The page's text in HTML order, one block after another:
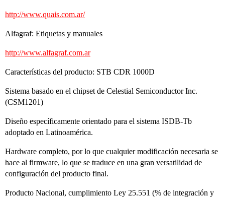
http://www.quais.com.ar/
Alfagraf: Etiquetas y manuales
http://www.alfagraf.com.ar
Características del producto: STB CDR 1000D
Sistema basado en el chipset de Celestial Semiconductor Inc.
(CSM1201)
Diseño específicamente orientado para el sistema ISDB-Tb
adoptado en Latinoamérica.
Hardware completo, por lo que cualquier modificación necesaria se
hace al firmware, lo que se traduce en una gran versatilidad de
configuración del producto final.
Producto Nacional, cumplimiento Ley 25.551 (% de integración y